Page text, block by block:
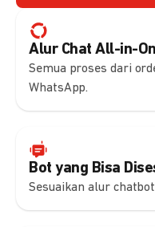
Alur Chat All-in-
Semua proses dari
WhatsApp.
Bot yang Bisa
Sesuaikan alur